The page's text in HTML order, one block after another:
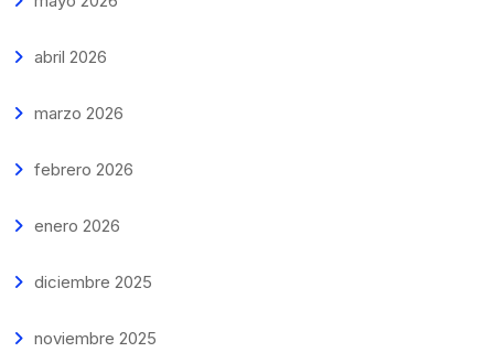
abril 2026
marzo 2026
febrero 2026
enero 2026
diciembre 2025
noviembre 2025